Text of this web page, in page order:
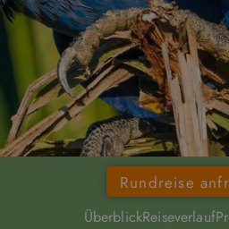
Rundreise
ÜberblickReiseverlauf